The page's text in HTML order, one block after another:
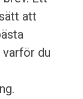
att
du